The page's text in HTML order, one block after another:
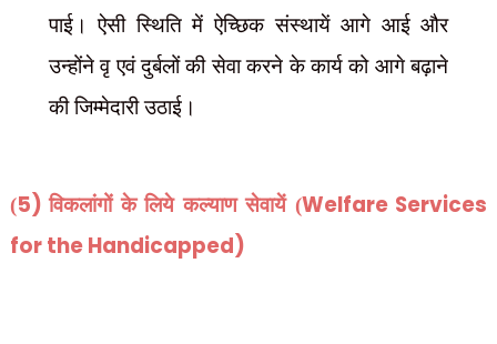
पाई। ऐसी स्थिति में ऐच्छिक संस्थायें आगे आई और
उन्होंने वृ एवं दुर्बलों की सेवा करने के कार्य को आगे बढ़ाने
की जिम्मेदारी उठाई।
(5)विकलांगों के लिये कल्याण सेवायें (Welfare Services
for the Handicapped)